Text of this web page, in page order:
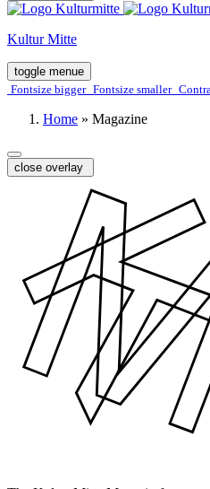
Kultur Mitte
toggle menue
Fontsize bigger Fontsize smaller
Home » Magazine
close overlay